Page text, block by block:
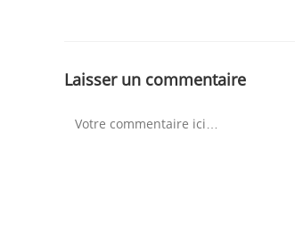
Laisser un commentaire